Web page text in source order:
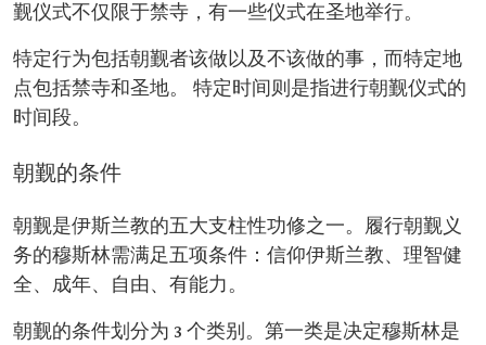
觐仪式不仅限于禁寺，有一些仪式在圣地举行。
特定行为包括朝觐者该做以及不该做的事，而特定地
点包括禁寺和圣地。 特定时间则是指进行朝觐仪式的
时间段。
朝觐的条件
朝觐是伊斯兰教的五大支柱性功修之一。履行朝觐义
务的穆斯林需满足五项条件：信仰伊斯兰教、理智健
全、成年、自由、有能力。
朝觐的条件划分为 3 个类别。第一类是决定穆斯林是